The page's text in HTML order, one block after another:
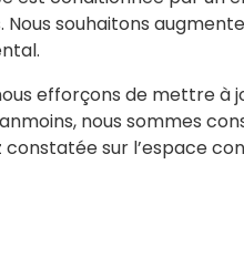
souhaitons
efforçons de mettre
nous sommes
constatée sur l’espace